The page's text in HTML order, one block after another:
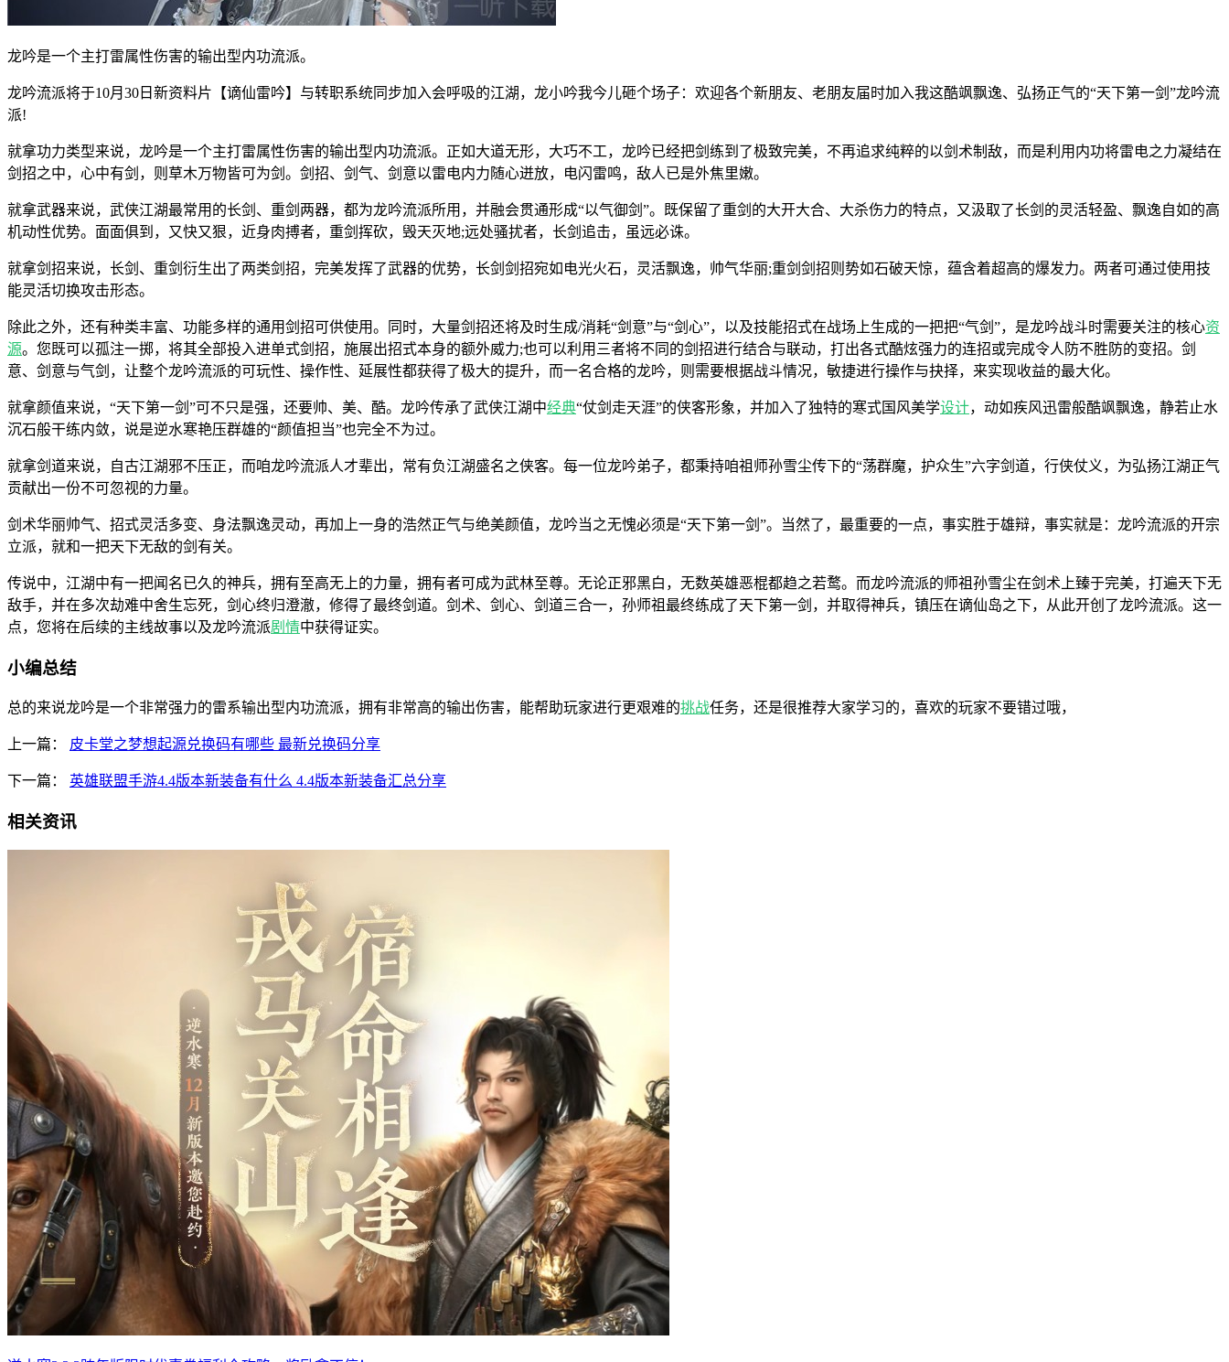
龙吟是一个主打雷属性伤害的输出型内功流派。
龙吟流派将于10月30日新资料片【谪仙雷吟】与转职系统同步加入会呼吸的江湖，龙小吟我今儿砸个场子：欢迎各个新朋友、老朋友届时加入我这酷飒飘逸、弘扬正气的“天下第一剑”龙吟流
派!
就拿功力类型来说，龙吟是一个主打雷属性伤害的输出型内功流派。正如大道无形，大巧不工，龙吟已经把剑练到了极致完美，不再追求纯粹的以剑术制敌，而是利用内功将雷电之力凝结在
剑招之中，心中有剑，则草木万物皆可为剑。剑招、剑气、剑意以雷电内力随心迸放，电闪雷鸣，敌人已是外焦里嫩。
就拿武器来说，武侠江湖最常用的长剑、重剑两器，都为龙吟流派所用，并融会贯通形成“以气御剑”。既保留了重剑的大开大合、大杀伤力的特点，又汲取了长剑的灵活轻盈、飘逸自如的高
机动性优势。面面俱到，又快又狠，近身肉搏者，重剑挥砍，毁天灭地;远处骚扰者，长剑追击，虽远必诛。
就拿剑招来说，长剑、重剑衍生出了两类剑招，完美发挥了武器的优势，长剑剑招宛如电光火石，灵活飘逸，帅气华丽;重剑剑招则势如石破天惊，蕴含着超高的爆发力。两者可通过使用技
能灵活切换攻击形态。
除此之外，还有种类丰富、功能多样的通用剑招可供使用。同时，大量剑招还将及时生成/消耗“剑意”与“剑心”，以及技能招式在战场上生成的一把把“气剑”，是龙吟战斗时需要关注的核心资
源。您既可以孤注一掷，将其全部投入进单式剑招，施展出招式本身的额外威力;也可以利用三者将不同的剑招进行结合与联动，打出各式酷炫强力的连招或完成令人防不胜防的变招。剑
意、剑意与气剑，让整个龙吟流派的可玩性、操作性、延展性都获得了极大的提升，而一名合格的龙吟，则需要根据战斗情况，敏捷进行操作与抉择，来实现收益的最大化。
就拿颜值来说，“天下第一剑”可不只是强，还要帅、美、酷。龙吟传承了武侠江湖中经典“仗剑走天涯”的侠客形象，并加入了独特的寒式国风美学设计，动如疾风迅雷般酷飒飘逸，静若止水
沉石般干练内敛，说是逆水寒艳压群雄的“颜值担当”也完全不为过。
就拿剑道来说，自古江湖邪不压正，而咱龙吟流派人才辈出，常有负江湖盛名之侠客。每一位龙吟弟子，都秉持咱祖师孙雪尘传下的“荡群魔，护众生”六字剑道，行侠仗义，为弘扬江湖正气
贡献出一份不可忽视的力量。
剑术华丽帅气、招式灵活多变、身法飘逸灵动，再加上一身的浩然正气与绝美颜值，龙吟当之无愧必须是“天下第一剑”。当然了，最重要的一点，事实胜于雄辩，事实就是：龙吟流派的开宗
立派，就和一把天下无敌的剑有关。
传说中，江湖中有一把闻名已久的神兵，拥有至高无上的力量，拥有者可成为武林至尊。无论正邪黑白，无数英雄恶棍都趋之若鹜。而龙吟流派的师祖孙雪尘在剑术上臻于完美，打遍天下无
敌手，并在多次劫难中舍生忘死，剑心终归澄澈，修得了最终剑道。剑术、剑心、剑道三合一，孙师祖最终练成了天下第一剑，并取得神兵，镇压在谪仙岛之下，从此开创了龙吟流派。这一
点，您将在后续的主线故事以及龙吟流派剧情中获得证实。
小编总结
总的来说龙吟是一个非常强力的雷系输出型内功流派，拥有非常高的输出伤害，能帮助玩家进行更艰难的挑战任务，还是很推荐大家学习的，喜欢的玩家不要错过哦，
上一篇： 皮卡堂之梦想起源兑换码有哪些 最新兑换码分享
下一篇： 英雄联盟手游4.4版本新装备有什么 4.4版本新装备汇总分享
相关资讯